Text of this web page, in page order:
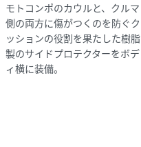
モトコンポのカウルと、クルマ
側の両方に傷がつくのを防ぐク
ッションの役割を果たした樹脂
製のサイドプロテクターをボデ
ィ横に装備。